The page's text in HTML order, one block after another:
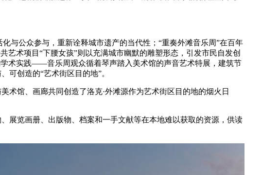
与公众参与，重新诠释城市遗产的当代性；“重奏外滩音乐周”在百年
术项目“下腰女孩”则以充满城市幽默的雕塑形态，引发市民自发创
术实践——音乐周观众循着琴声踏入美术馆的声音艺术特展，建筑节
创造的“艺术街区目的地”。
术馆、画廊共同创造了洛克·外滩源作为艺术街区目的地的烟火日
展览画册、出版物、档案和一手文献等在本地难以获取的资源，供读